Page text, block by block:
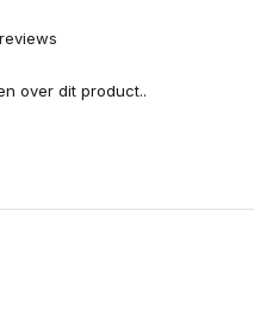
over dit product..